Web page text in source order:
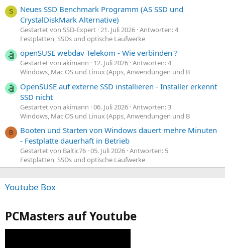
S
Neues SSD Benchmark Programm (AS SSD und
CrystalDiskMark Alternative)
Gestartet von SSD-Expert 21. Juli 2026 Antworten: 4
Festplatten, SSDs und optische Laufwerke
openSUSE webdav Telekom - Wie verbinden ?
Gestartet von akimann 12. Juli 2026 Antworten: 4
Windows, Mac OS und Linux (Apps, Anwendungen und B
OpenSUSE auf externe SSD installieren - Installer erkennt
SSD nicht
Gestartet von akimann 06. Juli 2026 Antworten: 3
Windows, Mac OS und Linux (Apps, Anwendungen und B
B
Booten und Starten von Windows dauert mehre Minuten
- Festplatte dauerhaft in Betrieb
Gestartet von Baltic76 05. Juli 2026 Antworten: 5
Festplatten, SSDs und optische Laufwerke
Youtube Box
PCMasters auf Youtube